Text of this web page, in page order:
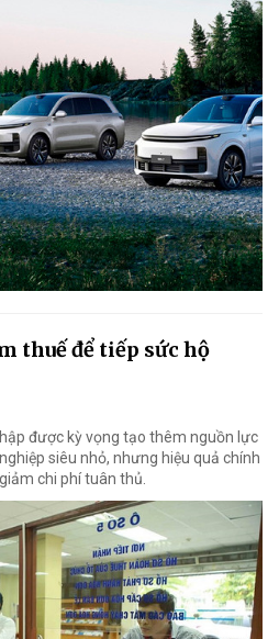
thuế để tiếp sức hộ
được kỳ vọng tạo thêm nguồn lực
siêu nhỏ, nhưng hiệu quả chính
chi phí tuân thủ.